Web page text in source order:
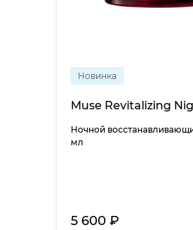
Новинка
Ночной
мл
5 600 ₽